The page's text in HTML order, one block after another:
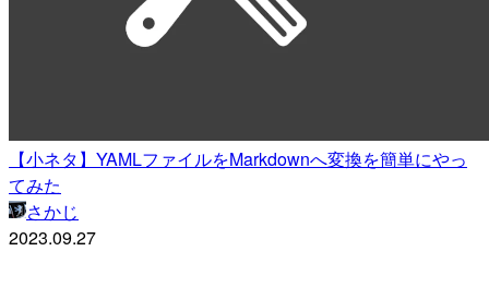
【小ネタ】YAMLファイルをMarkdownへ変換を簡単にやっ
てみた
さかじ
2023.09.27